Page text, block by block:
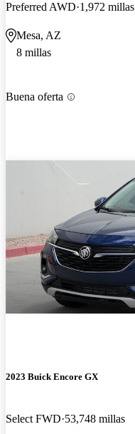
Preferred AWD 1,972 millas
Mesa, AZ
8 millas
Buena oferta
2023 Buick Encore GX
Select FWD 53,748 millas